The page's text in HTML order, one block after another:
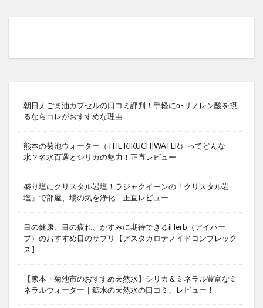
朝日えごま油カプセルの口コミ評判！手軽にα-リノレン酸を摂
るならコレがおすすめな理由
熊本の菊池ウォーター（THE KIKUCHIWATER）ってどんな
水？名水百選とシリカの魅力！正直レビュー
盛り塩にクリスタル岩塩！ラジャクイーンの「クリスタル岩
塩」で部屋、場の気を浄化｜正直レビュー
目の健康、目の疲れ、かすみに期待できるiHerb（アイハー
ブ）のおすすめ目のサプリ【アスタカロテノイドコンプレック
ス】
【熊本・菊池市のおすすめ天然水】シリカ＆ミネラル豊富なミ
ネラルウォーター｜鉱水の天然水の口コミ、レビュー！